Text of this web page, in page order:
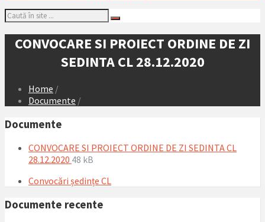
Search:
CONVOCARE SI PROIECT ORDINE DE ZI
SEDINTA CL 28.12.2020
Home /
Documente /
Documente
CONVOCARE SI PROIECT ORDINE DE ZI SEDINTA CL
28.12.2020 File
pdf
File
48 kB
Convocări ședințe CL
Documente recente